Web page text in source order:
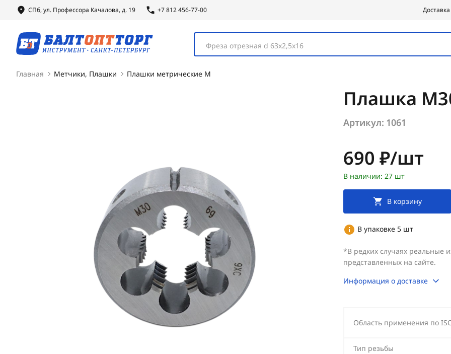
СПб, ул. Профессора Качалова, д. 19 +7 812 456-77-00 Доставка
Фреза отрезная d 63х2,5х16
Главная Метчики, Плашки Плашки метрические М
Плашка
Артикул: 1061
Цена:
690 ₽/шт
В наличии: 27 шт
В корзину
В упаковке 5 шт
*В редких случаях реальные
представленных на сайте.
Информация о доставке
Область применения по
Тип резьбы